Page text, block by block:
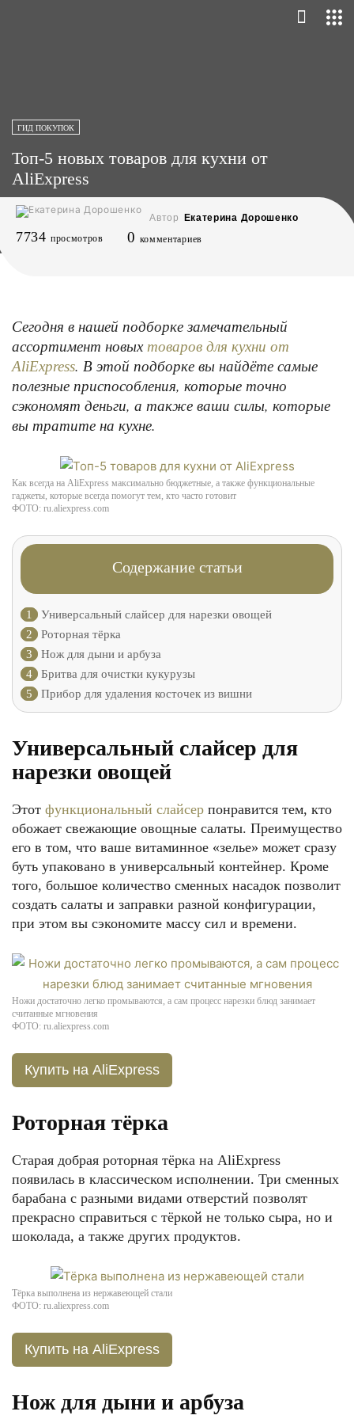
ГИД ПОКУПОК
Топ-5 новых товаров для кухни от
AliExpress
Автор Екатерина Дорошенко
7734 просмотров 0 комментариев
Сегодня в нашей подборке замечательный
ассортимент новых товаров для кухни от
AliExpress. В этой подборке вы найдёте самые
полезные приспособления, которые точно
сэкономят деньги, а также ваши силы, которые
вы тратите на кухне.
Как всегда на AliExpress максимально бюджетные, а также функциональные
гаджеты, которые всегда помогут тем, кто часто готовит
ФОТО: ru.aliexpress.com
Содержание статьи
1
Универсальный слайсер для нарезки овощей
2
Роторная тёрка
3
Нож для дыни и арбуза
4
Бритва для очистки кукурузы
5
Прибор для удаления косточек из вишни
Универсальный слайсер для
нарезки овощей
Этот функциональный слайсер понравится тем, кто
обожает свежающие овощные салаты. Преимущество
его в том, что ваше витаминное «зелье» может сразу
буть упаковано в универсальный контейнер. Кроме
того, большое количество сменных насадок позволит
создать салаты и заправки разной конфигурации,
при этом вы сэкономите массу сил и времени.
Ножи достаточно легко промываются, а сам процесс нарезки блюд занимает
считанные мгновения
ФОТО: ru.aliexpress.com
Купить на AliExpress
Роторная тёрка
Старая добрая роторная тёрка на AliExpress
появилась в классическом исполнении. Три сменных
барабана с разными видами отверстий позволят
прекрасно справиться с тёркой не только сыра, но и
шоколада, а также других продуктов.
Тёрка выполнена из нержавеющей стали
ФОТО: ru.aliexpress.com
Купить на AliExpress
Нож для дыни и арбуза